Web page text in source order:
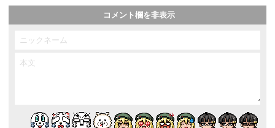
コメント欄を非表示